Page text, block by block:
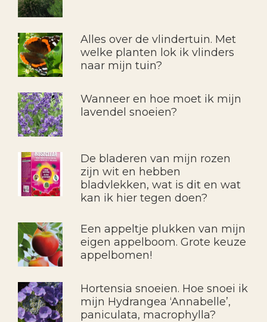
Alles over de vlindertuin. Met
welke planten lok ik vlinders
naar mijn tuin?
Wanneer en hoe moet ik mijn
lavendel snoeien?
De bladeren van mijn rozen
zijn wit en hebben
bladvlekken, wat is dit en wat
kan ik hier tegen doen?
Een appeltje plukken van mijn
eigen appelboom. Grote keuze
appelbomen!
Hortensia snoeien. Hoe snoei ik
mijn Hydrangea ‘Annabelle’,
paniculata, macrophylla?